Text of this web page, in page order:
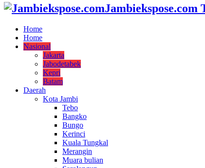
Home
Home
Nasional
Jakarta
Jabodetabek
Kepri
Batam
Daerah
Kota Jambi
Tebo
Bangko
Bungo
Kerinci
Kuala Tungkal
Merangin
Muara bulian